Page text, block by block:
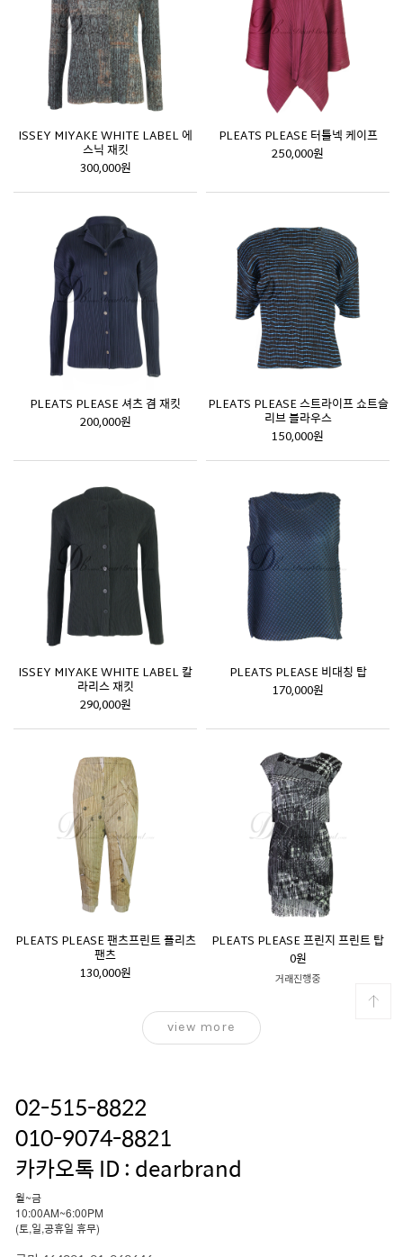
ISSEY MIYAKE WHITE LABEL 에
스닉 재킷
300,000원
PLEATS PLEASE 터틀넥 케이프
250,000원
PLEATS PLEASE 셔츠 겸 재킷
200,000원
PLEATS PLEASE 스트라이프 쇼트슬
리브 블라우스
150,000원
ISSEY MIYAKE WHITE LABEL 칼
라리스 재킷
290,000원
PLEATS PLEASE 비대칭 탑
170,000원
PLEATS PLEASE 팬츠프린트 플리츠
팬츠
130,000원
PLEATS PLEASE 프린지 프린트 탑
0원
거래진행중
view more
02-515-8822
010-9074-8821
카카오톡 ID : dearbrand
월~금
10:00AM~6:00PM
(토,일,공휴일 휴무)